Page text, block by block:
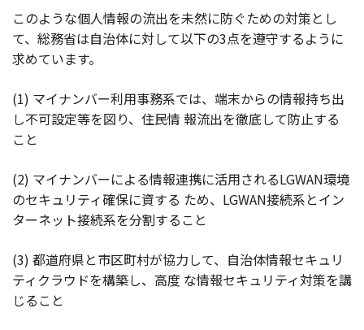
このような個人情報の流出を未然に防ぐための対策とし
て、総務省は自治体に対して以下の3点を遵守するように
求めています。
(1) マイナンバー利用事務系では、端末からの情報持ち出
し不可設定等を図り、住民情 報流出を徹底して防止する
こと
(2) マイナンバーによる情報連携に活用されるLGWAN環境
のセキュリティ確保に資する ため、LGWAN接続系とイン
ターネット接続系を分割すること
(3) 都道府県と市区町村が協力して、自治体情報セキュリ
ティクラウドを構築し、高度 な情報セキュリティ対策を講
じること